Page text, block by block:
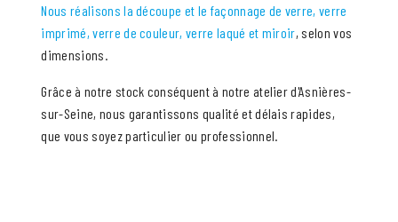
Nous réalisons la découpe et le façonnage de verre, verre
imprimé, verre de couleur, verre laqué et miroir, selon vos
dimensions.
Grâce à notre stock conséquent à notre atelier d'Asnières-
sur-Seine, nous garantissons qualité et délais rapides,
que vous soyez particulier ou professionnel.